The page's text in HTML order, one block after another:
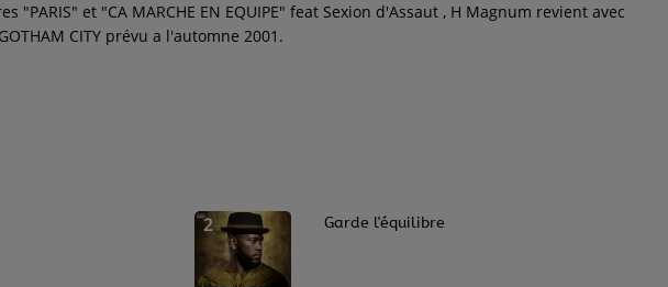
"PARIS" et "CA MARCHE EN EQUIPE" feat Sexion d'Assaut , H Magnum revient avec
CITY prévu a l'automne 2001.
2 Garde l'équilibre